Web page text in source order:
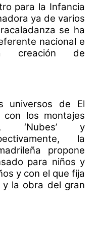
para la Infancia
ya de varios
se ha
nacional e
creación de
universos de El
los montajes
‘Nubes’ y
la
propone
para niños y
y con el que fija
la obra del gran